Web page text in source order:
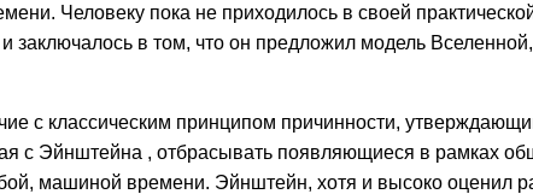
Человеку пока не приходилось в своей
заключалось в том, что он предложил модель
с классическим принципом причинности,
с Эйнштейна , отбрасывать появляющиеся в рамках
машиной времени. Эйнштейн, хотя и высоко оценил